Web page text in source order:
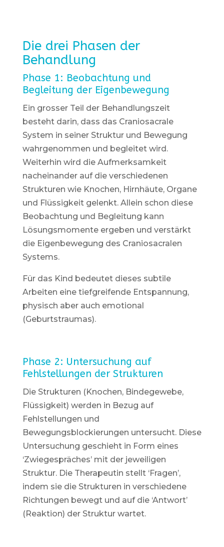
Die drei Phasen der
Behandlung
Phase 1: Beobachtung und
Begleitung der Eigenbewegung
Ein grosser Teil der Behandlungszeit
besteht darin, dass das Craniosacrale
System in seiner Struktur und Bewegung
wahrgenommen und begleitet wird.
Weiterhin wird die Aufmerksamkeit
nacheinander auf die verschiedenen
Strukturen wie Knochen, Hirnhäute, Organe
und Flüssigkeit gelenkt. Allein schon diese
Beobachtung und Begleitung kann
Lösungsmomente ergeben und verstärkt
die Eigenbewegung des Craniosacralen
Systems.
Für das Kind bedeutet dieses subtile
Arbeiten eine tiefgreifende Entspannung,
physisch aber auch emotional
(Geburtstraumas).
Phase 2: Untersuchung auf
Fehlstellungen der Strukturen
Die Strukturen (Knochen, Bindegewebe,
Flüssigkeit) werden in Bezug auf
Fehlstellungen und
Bewegungsblockierungen untersucht. Diese
Untersuchung geschieht in Form eines
‘Zwiegespräches’ mit der jeweiligen
Struktur. Die Therapeutin stellt ‘Fragen’,
indem sie die Strukturen in verschiedene
Richtungen bewegt und auf die ‘Antwort’
(Reaktion) der Struktur wartet.